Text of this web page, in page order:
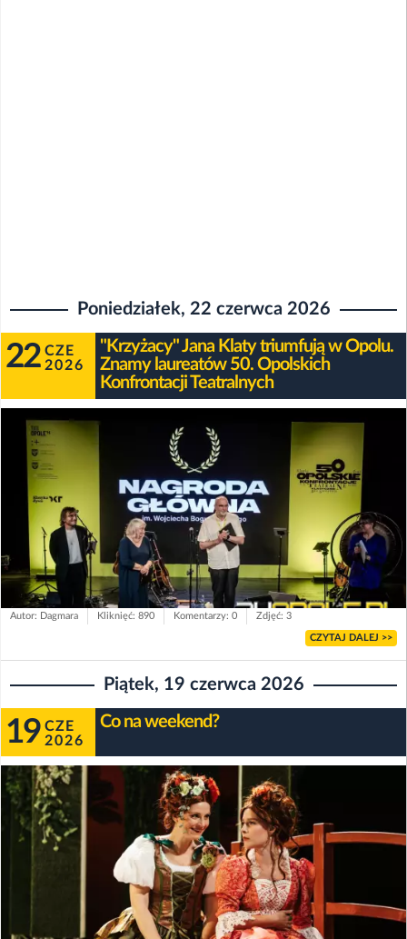
Poniedziałek, 22 czerwca 2026
22 CZE
2026
"Krzyżacy" Jana Klaty triumfują w Opolu.
Znamy laureatów 50. Opolskich
Konfrontacji Teatralnych
Autor: Dagmara Kliknięć: 890 Komentarzy: 0 Zdjęć: 3
CZYTAJ DALEJ >>
Piątek, 19 czerwca 2026
19 CZE
2026
Co na weekend?